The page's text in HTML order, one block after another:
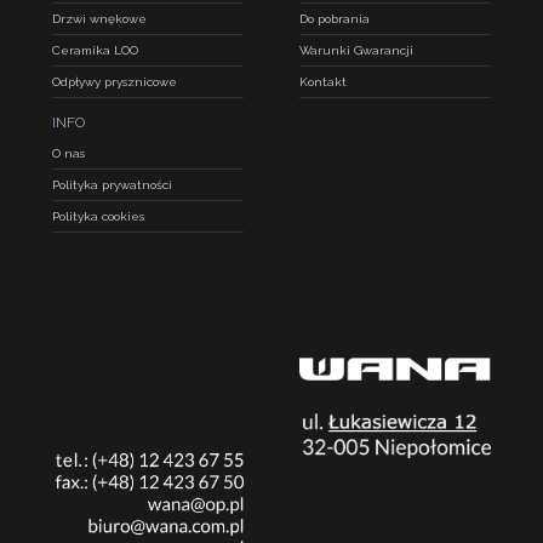
Drzwi wnękowe
Ceramika LOO
Odpływy prysznicowe
Do pobrania
Warunki Gwarancji
Kontakt
INFO
O nas
Polityka prywatności
Polityka cookies